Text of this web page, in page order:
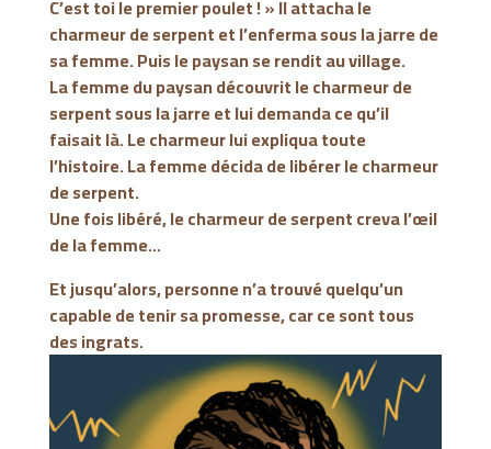
C’est toi le premier poulet ! » Il attacha le
charmeur de serpent et l’enferma sous la jarre de
sa femme. Puis le paysan se rendit au village.
La femme du paysan découvrit le charmeur de
serpent sous la jarre et lui demanda ce qu’il
faisait là. Le charmeur lui expliqua toute
l’histoire. La femme décida de libérer le charmeur
de serpent.
Une fois libéré, le charmeur de serpent creva l’œil
de la femme…
Et jusqu’alors, personne n’a trouvé quelqu’un
capable de tenir sa promesse, car ce sont tous
des ingrats.